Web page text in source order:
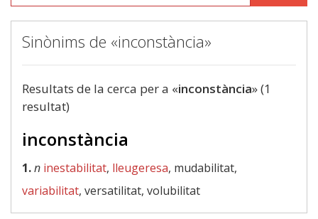
Sinònims de «inconstància»
Resultats de la cerca per a «inconstància» (1
resultat)
inconstància
1.n inestabilitat, lleugeresa, mudabilitat,
variabilitat, versatilitat, volubilitat